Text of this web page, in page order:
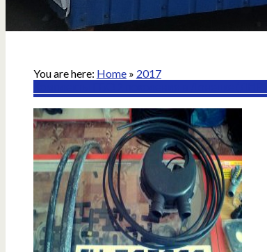
You are here: Home» 2017